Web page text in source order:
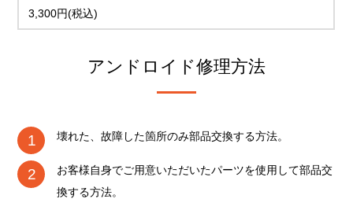
3,300円(税込)
アンドロイド修理方法
壊れた、故障した箇所のみ部品交換する方法。
お客様自身でご用意いただいたパーツを使用して部品交
換する方法。